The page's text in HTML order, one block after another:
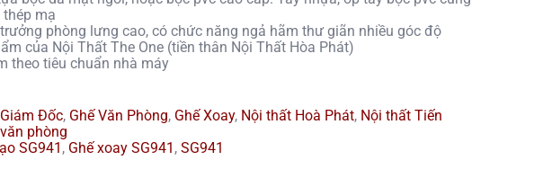
mạ
trưởng phòng lưng cao, có chức năng ngả hãm thư giãn nhiều góc độ
của Nội Thất The One (tiền thân Nội Thất Hòa Phát)
theo tiêu chuẩn nhà máy
Đốc, Ghế Văn Phòng, Ghế Xoay, Nội thất Hoà Phát, Nội thất Tiến
phòng
SG941 , Ghế xoay SG941 , SG941